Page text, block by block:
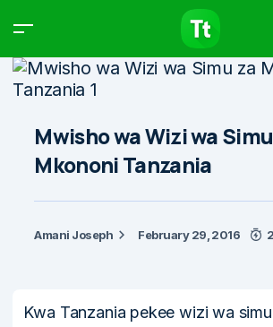
Mwisho wa Wizi wa
Mkononi Tanzania
Amani Joseph February 29, 2016
Kwa Tanzania pekee wizi wa
Products Articles